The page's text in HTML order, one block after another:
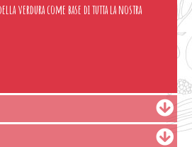
verdura come base di tutta la nostra